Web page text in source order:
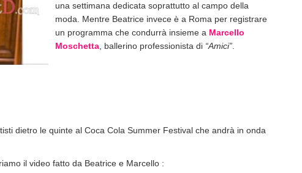
una settimana dedicata soprattutto al campo della
moda. Mentre Beatrice invece è a Roma per registrare
un programma che condurrà insieme a Marcello
Moschetta , ballerino professionista di “Amici”
dietro le quinte al Coca Cola Summer Festival che andrà in onda
il video fatto da Beatrice e Marcello :